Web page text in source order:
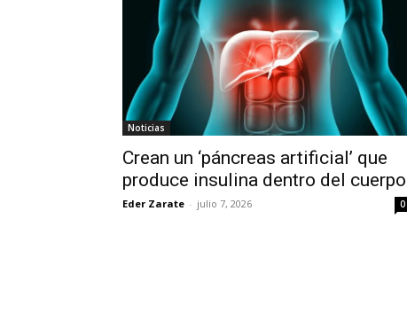
Noticias
Crean un ‘páncreas artificial’ que
produce insulina dentro del cuerpo
Eder Zarate - julio 7, 2026 0